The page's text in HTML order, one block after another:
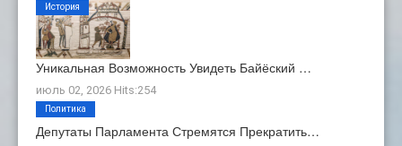
Уникальная Возможность Увидеть Байёский …
июль 02, 2026 Hits:254
История
Депутаты Парламента Стремятся Прекратить…
Политика